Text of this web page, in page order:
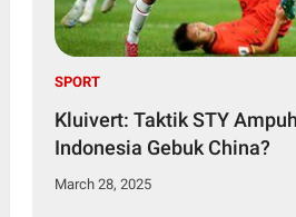
SPORT
Kluivert: Taktik STY
Indonesia Gebuk China?
March 28, 2025